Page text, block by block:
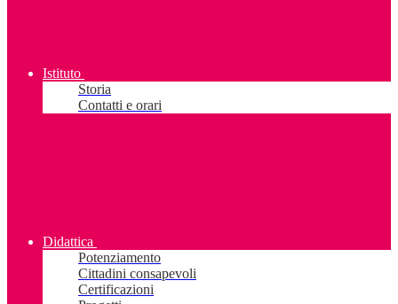
Istituto
Storia
Contatti e orari
Didattica
Potenziamento
Cittadini consapevoli
Certificazioni